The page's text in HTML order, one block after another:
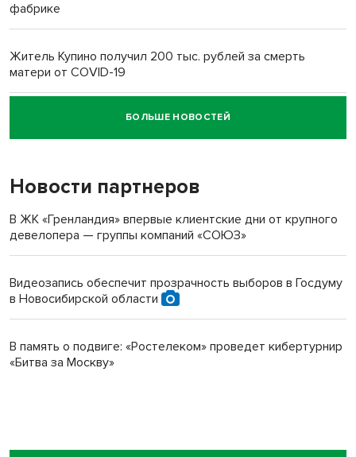
фабрике
Житель Купино получил 200 тыс. рублей за смерть
матери от COVID-19
Новосибирский суд наказал водителя за смерть
пенсионерки на вокзале
БОЛЬШЕ НОВОСТЕЙ
Новости партнеров
В ЖК «Гренландия» впервые клиентские дни от крупного
девелопера — группы компаний «СОЮЗ»
Видеозапись обеспечит прозрачность выборов в Госдуму
в Новосибирской области
В память о подвиге: «Ростелеком» проведет кибертурнир
«Битва за Москву»